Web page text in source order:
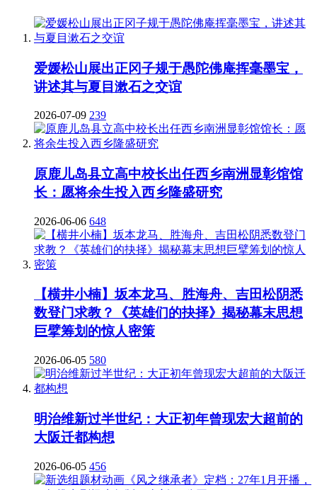
爱媛松山展出正冈子规于愚陀佛庵挥毫墨宝，
讲述其与夏目漱石之交谊
2026-07-09 239
原鹿儿岛县立高中校长出任西乡南洲显彰馆馆
长：愿将余生投入西乡隆盛研究
2026-06-06 648
【横井小楠】坂本龙马、胜海舟、吉田松阴悉
数登门求教？《英雄们的抉择》揭秘幕末思想
巨擘筹划的惊人密策
2026-06-05 580
明治维新过半世纪：大正初年曾现宏大超前的
大阪迁都构想
2026-06-05 456